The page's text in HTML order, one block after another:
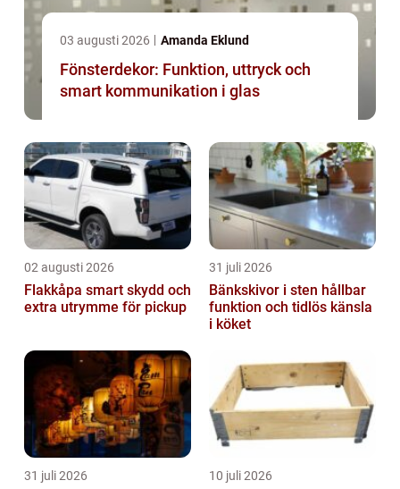
03 augusti 2026 Amanda Eklund
Fönsterdekor: Funktion, uttryck och
smart kommunikation i glas
02 augusti 2026
Flakkåpa smart skydd och
extra utrymme för pickup
31 juli 2026
Bänkskivor i sten hållbar
funktion och tidlös känsla
i köket
31 juli 2026 10 juli 2026